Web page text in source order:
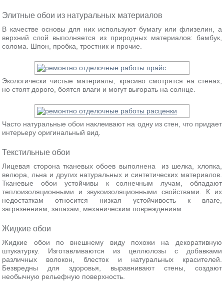
Элитные обои из натуральных материалов
В качестве основы для них используют бумагу или флизелин, а
верхний слой выполняется из природных материалов: бамбук,
солома. Шпон, пробка, тростник и прочие.
Экологически чистые материалы, красиво смотрятся на стенах,
но стоят дорого, боятся влаги и могут выгорать на солнце.
Часто натуральные обои наклеивают на одну из стен, что придает
интерьеру оригинальный вид.
Текстильные обои
Лицевая сторона тканевых обоев выполнена из шелка, хлопка,
велюра, льна и других натуральных и синтетических материалов.
Тканевые обои устойчивы к солнечным лучам, обладают
теплоизоляционными и звукоизоляционными свойствами. К их
недостаткам относится низкая устойчивость к влаге,
загрязнениям, запахам, механическим повреждениям.
Жидкие обои
Жидкие обои по внешнему виду похожи на декоративную
штукатурку. Изготавливаются из целлюлозы с добавками
различных волокон, блесток и натуральных красителей.
Безвредны для здоровья, выравнивают стены, создают
необычную рельефную поверхность.